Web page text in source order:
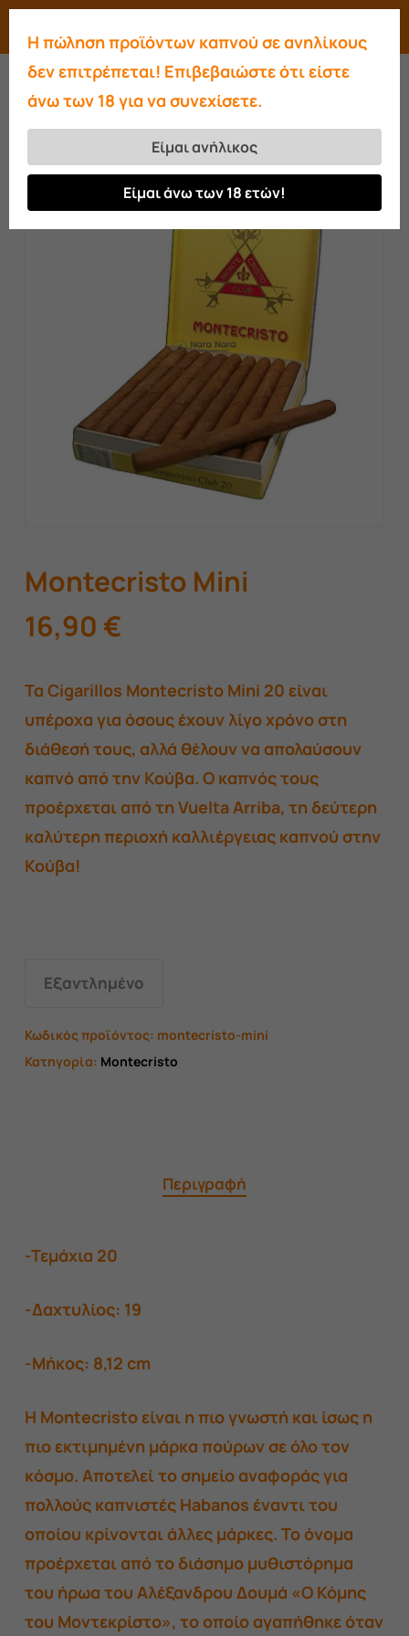
Skip
main
content
searchaccount
Αρχική σελίδα Πούρα
Montecristo
Montecristo Mini
Montecristo Mini
16,90 €
Τα Cigarillos Montecristo Mini 20 είναι
υπέροχα για όσους έχουν λίγο χρόνο στη
διάθεσή τους, αλλά θέλουν να απολαύσoυν
καπνό από την Κούβα. Ο καπνός τους
προέρχεται από τη Vuelta Arriba, τη δεύτερη
καλύτερη περιοχή καλλιέργειας καπνού στην
Κούβα!
Εξαντλημένο
Κωδικός προϊόντος: montecristo-mini
Κατηγορία: Montecristo
Περιγραφή
-Τεμάχια 20
-Δαχτυλίος: 19
-Μήκος: 8,12 cm
Η Montecristo είναι η πιο γνωστή και ίσως η
πιο εκτιμημένη μάρκα πούρων σε όλο τον
κόσμο. Αποτελεί το σημείο αναφοράς για
πολλούς καπνιστές Habanos έναντι του
οποίου κρίνονται άλλες μάρκες. Το όνομα
προέρχεται από το διάσημο μυθιστόρημα
του ήρωα του Αλέξανδρου Δουμά «Ο Κόμης
του Μοντεκρίστο», το οποίο αγαπήθηκε όταν
Close
Η πώληση προϊόντων καπνού σε ανηλίκους
δεν επιτρέπεται! Επιβεβαιώστε ότι είστε
άνω των 18 για να συνεχίσετε.
Είμαι ανήλικος
Είμαι άνω των 18 ετών!